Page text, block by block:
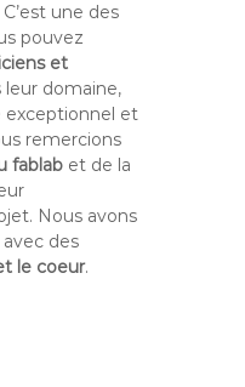
une des
pouvez
et
domaine,
exceptionnel et
remercions
fablab et de la
Nous avons
des
le coeur.